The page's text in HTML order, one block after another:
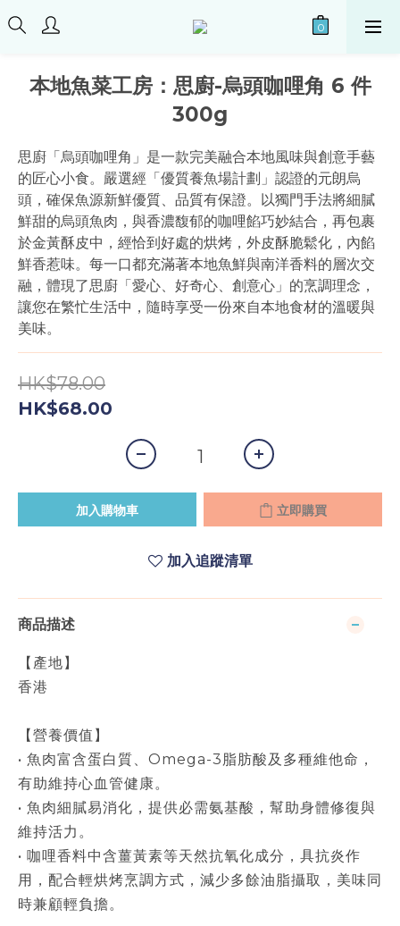
本地魚菜工房：思廚-烏頭咖哩角 6 件
300g
思廚「烏頭咖哩角」是一款完美融合本地風味與創意手藝
的匠心小食。嚴選經「優質養魚場計劃」認證的元朗烏
頭，確保魚源新鮮優質、品質有保證。以獨門手法將細膩
鮮甜的烏頭魚肉，與香濃馥郁的咖哩餡巧妙結合，再包裹
於金黃酥皮中，經恰到好處的烘烤，外皮酥脆鬆化，內餡
鮮香惹味。每一口都充滿著本地魚鮮與南洋香料的層次交
融，體現了思廚「愛心、好奇心、創意心」的烹調理念，
讓您在繁忙生活中，隨時享受一份來自本地食材的溫暖與
美味。
HK$78.00
HK$68.00
加入購物車 立即購買
加入追蹤清單
商品描述
【產地】
香港
【營養價值】
• 魚肉富含蛋白質、Omega-3脂肪酸及多種維他命，
有助維持心血管健康。
• 魚肉細膩易消化，提供必需氨基酸，幫助身體修復與
維持活力。
• 咖哩香料中含薑黃素等天然抗氧化成分，具抗炎作
用，配合輕烘烤烹調方式，減少多餘油脂攝取，美味同
時兼顧輕負擔。